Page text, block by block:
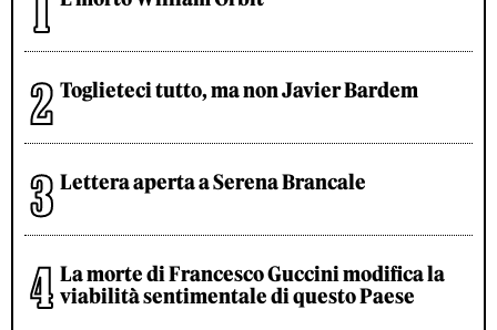
Toglieteci tutto, ma non Javier Bardem
Lettera aperta a Serena Brancale
La morte di Francesco Guccini modifica la
viabilità sentimentale di questo Paese